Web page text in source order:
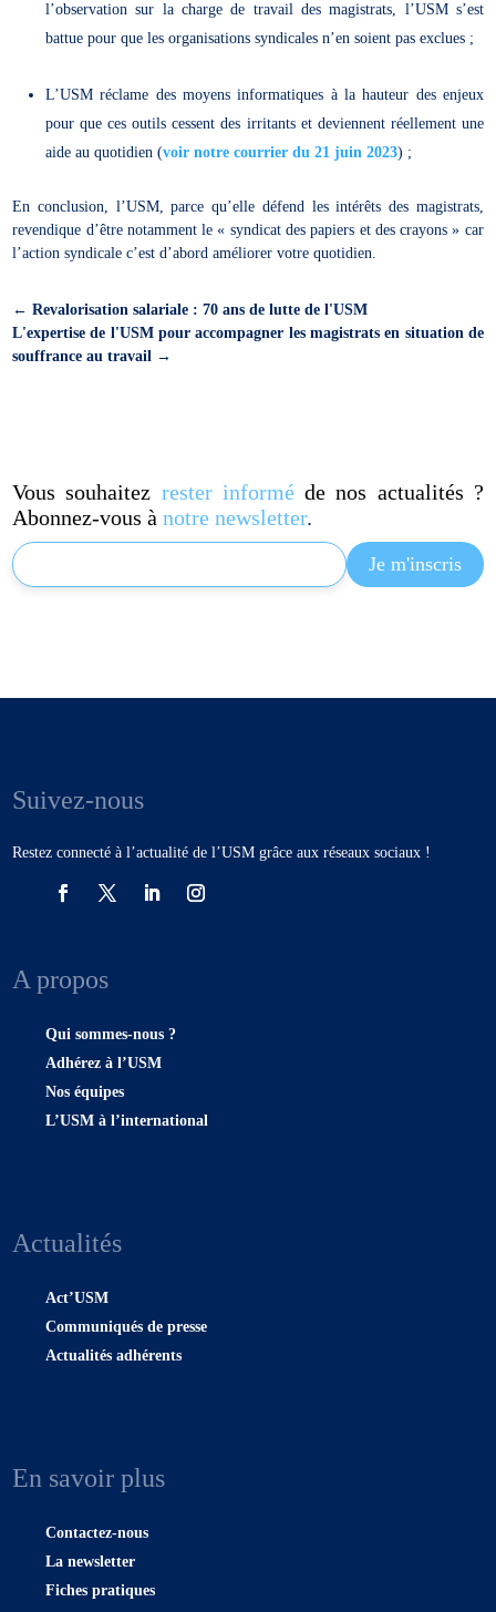
l’observation sur la charge de travail des magistrats, l’USM s’est
battue pour que les organisations syndicales n’en soient pas exclues ;
L’USM réclame des moyens informatiques à la hauteur des enjeux
pour que ces outils cessent des irritants et deviennent réellement une
aide au quotidien (voir notre courrier du 21 juin 2023) ;
En conclusion, l’USM, parce qu’elle défend les intérêts des magistrats,
revendique d’être notamment le « syndicat des papiers et des crayons » car
l’action syndicale c’est d’abord améliorer votre quotidien.
←Revalorisation salariale : 70 ans de lutte de l'USM
L'expertise de l'USM pour accompagner les magistrats en situation de
souffrance au travail →
Vous souhaitez rester informéde nos actualités ?
Abonnez-vous ànotre newsletter.
Suivez-nous
Restez connecté à l’actualité de l’USM grâce aux réseaux sociaux !
A propos
Qui sommes-nous ?
Adhérez à l’USM
Nos équipes
L’USM à l’international
Actualités
Act’USM
Communiqués de presse
Actualités adhérents
En savoir plus
Contactez-nous
La newsletter
Fiches pratiques